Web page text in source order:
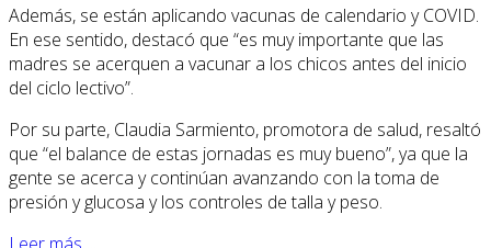
Además, se están aplicando vacunas de calendario y COVID.
En ese sentido, destacó que “es muy importante que las
madres se acerquen a vacunar a los chicos antes del inicio
del ciclo lectivo”.
Por su parte, Claudia Sarmiento, promotora de salud, resaltó
que “el balance de estas jornadas es muy bueno”, ya que la
gente se acerca y continúan avanzando con la toma de
presión y glucosa y los controles de talla y peso.